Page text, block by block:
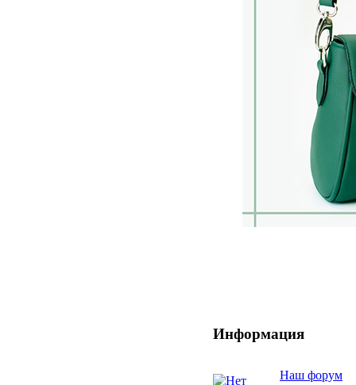
Информация
Наш форум